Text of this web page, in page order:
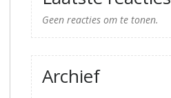
Geen reacties om te tonen.
Archief